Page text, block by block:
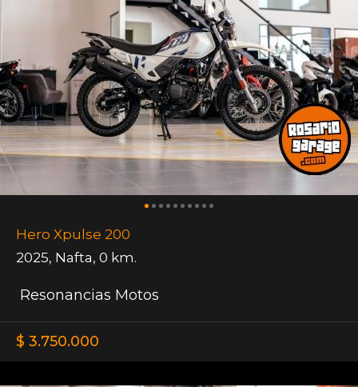
Hero Xpulse 200
2025, Nafta, 0 km.
Resonancias Motos
$ 3.750.000